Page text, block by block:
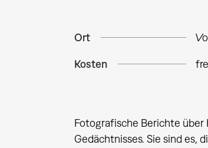
Ort
Kosten
Fotografische Berichte
Gedächtnisses. Sie sind es,